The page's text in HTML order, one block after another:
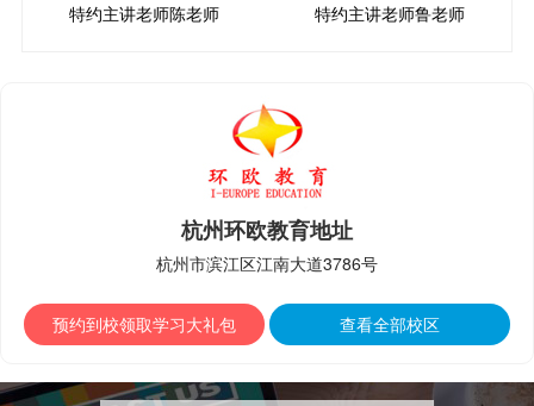
特约主讲老师陈老师 特约主讲老师鲁老师
杭州环欧教育地址
杭州市滨江区江南大道3786号
预约到校领取学习大礼包 查看全部校区